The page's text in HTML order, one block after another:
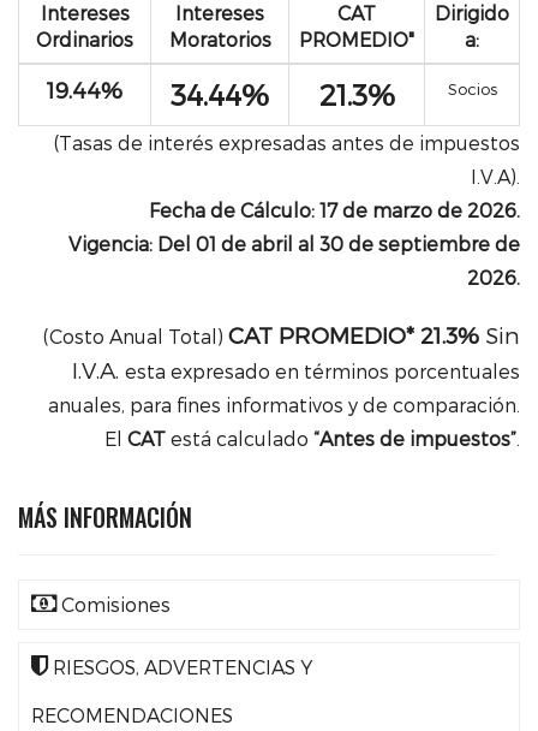
Intereses
Ordinarios
Intereses
Moratorios
CAT
PROMEDIO"
Dirigido
a:
19.44% 34.44% 21.3% Socios
(Tasas de interés expresadas antes de impuestos
I.V.A).
Fecha de Cálculo: 17 de marzo de 2026.
Vigencia: Del 01 de abril al 30 de septiembre de
2026.
(Costo Anual Total) CAT PROMEDIO* 21.3% Sin
I.V.A. esta expresado en términos porcentuales
anuales, para fines informativos y de comparación.
El CAT está calculado “Antes de impuestos”
MÁS INFORMACIÓN
Comisiones
RIESGOS, ADVERTENCIAS Y
RECOMENDACIONES